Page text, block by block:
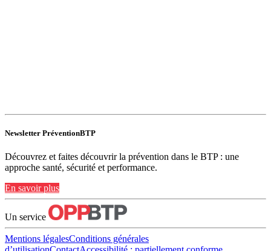
Newsletter PréventionBTP
Découvrez et faites découvrir la prévention dans le BTP : une
approche santé, sécurité et performance.
En savoir plus
Un service
Mentions légalesConditions générales